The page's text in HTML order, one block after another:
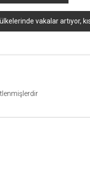
vakalar artıyor,